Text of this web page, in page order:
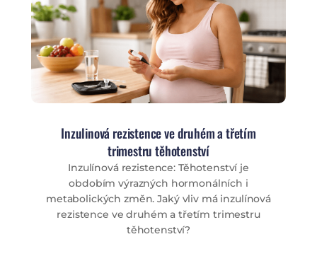
Inzulinová rezistence ve druhém a třetím
trimestru těhotenství
Inzulínová rezistence: Těhotenství je
obdobím výrazných hormonálních i
metabolických změn. Jaký vliv má inzulínová
rezistence ve druhém a třetím trimestru
těhotenství?